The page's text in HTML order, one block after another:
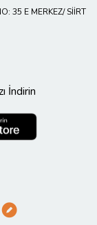
35 E MERKEZ/ SİİRT
İndirin